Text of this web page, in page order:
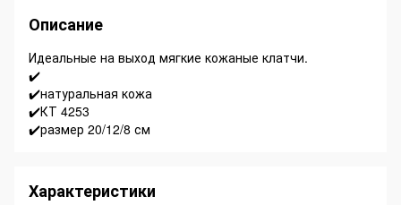
Описание
Идеальные на выход мягкие кожаные клатчи.
✔️
✔️натуральная кожа
✔️КТ 4253
✔️размер 20/12/8 см
Характеристики